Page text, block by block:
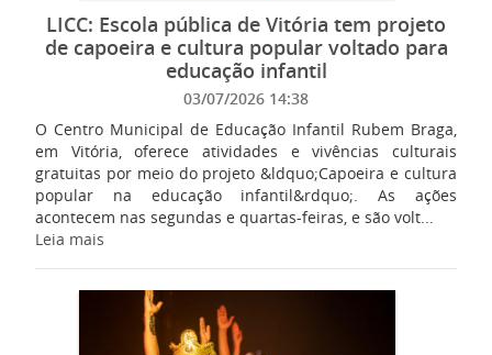
LICC: Escola pública de Vitória tem projeto
de capoeira e cultura popular voltado para
educação infantil
03/07/2026 14:38
O Centro Municipal de Educação Infantil Rubem Braga,
em Vitória, oferece atividades e vivências culturais
gratuitas por meio do projeto &ldquo;Capoeira e cultura
popular na educação infantil&rdquo;. As ações
acontecem nas segundas e quartas-feiras, e são volt...
Leia mais